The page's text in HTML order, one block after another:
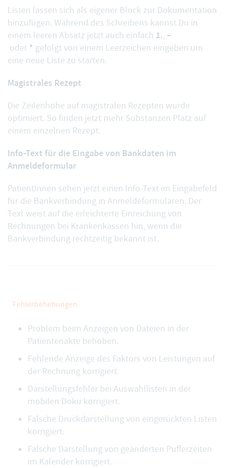
Listen lassen sich als eigener Block zur Dokumentation
hinzufügen. Während des Schreibens kannst Du in
einem leeren Absatz jetzt auch einfach 1., –
oder * gefolgt von einem Leerzeichen eingeben um
eine neue Liste zu starten.
Magistrales Rezept
Die Zeilenhöhe auf magistralen Rezepten wurde
optimiert. So finden jetzt mehr Substanzen Platz auf
einem einzelnen Rezept.
Info-Text für die Eingabe von Bankdaten im
Anmeldeformular
PatientInnen sehen jetzt einen Info-Text im Eingabefeld
für die Bankverbindung in Anmeldeformularen. Der
Text weist auf die erleichterte Einreichung von
Rechnungen bei Krankenkassen hin, wenn die
Bankverbindung rechtzeitig bekannt ist.
Fehlerbehebungen
Problem beim Anzeigen von Dateien in der
Patientenakte behoben.
Fehlende Anzeige des Faktors von Leistungen auf
der Rechnung korrigiert.
Darstellungsfehler bei Auswahllisten in der
mobilen Doku korrigiert.
Falsche Druckdarstellung von eingerückten Listen
korrigiert.
Falsche Darstellung von geänderten Pufferzeiten
im Kalender korrigiert.